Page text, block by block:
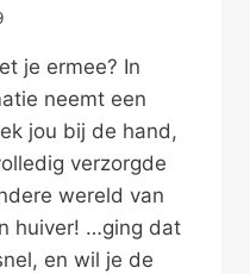
je ermee? In
neemt een
jou bij de hand,
verzorgde
wereld van
huiver! …ging dat
en wil je de